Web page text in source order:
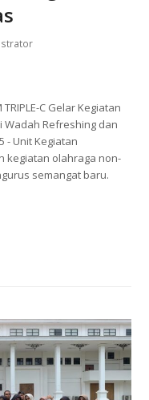
C Gelar Kegiatan
Wadah Refreshing dan
- Unit Kegiatan
kegiatan olahraga non-
semangat baru.